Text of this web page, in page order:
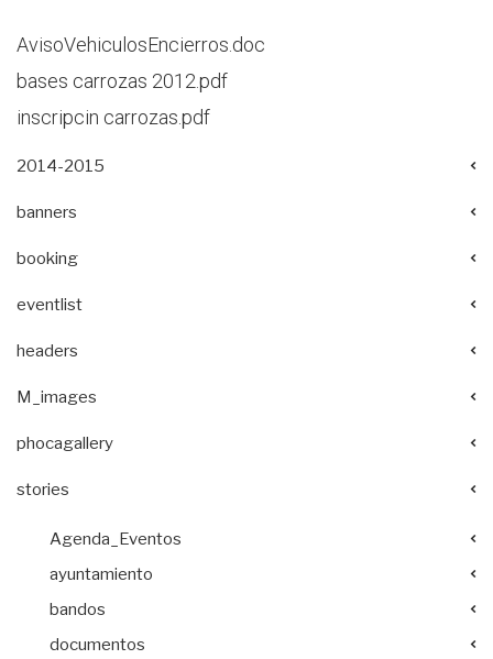
AvisoVehiculosEncierros.doc
bases carrozas 2012.pdf
inscripcin carrozas.pdf
2014-2015
banners
booking
eventlist
headers
M_images
phocagallery
stories
Agenda_Eventos
ayuntamiento
bandos
documentos